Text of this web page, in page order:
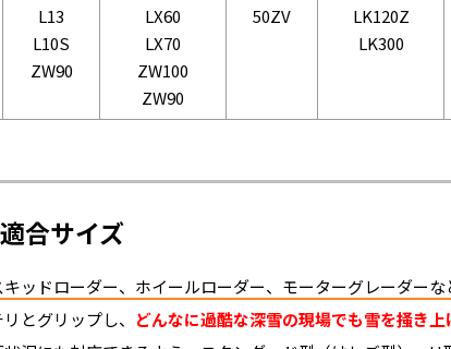
L13
L10S
ZW90
LX60
LX70
ZW100
ZW90
50ZV
LK120Z
LK300
合サイズ
キッドローダー、ホイールローダー、モーターグレーダー
とグリップし、 どんなに過酷な深雪の現場でも雪を掻き